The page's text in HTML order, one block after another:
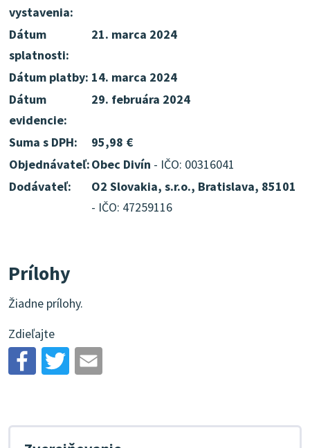
vystavenia:
Dátum
splatnosti:
21. marca 2024
Dátum platby: 14. marca 2024
Dátum
evidencie:
29. februára 2024
Suma s DPH:
95,98 €
Objednávateľ:Obec Divín - IČO: 00316041
Dodávateľ:
O2 Slovakia, s.r.o., Bratislava, 85101
- IČO: 47259116
Prílohy
Žiadne prílohy.
Zdieľajte